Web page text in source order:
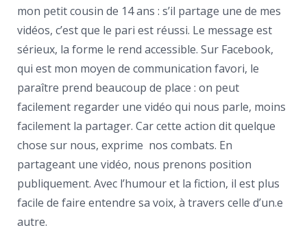
mon petit cousin de 14 ans : s’il partage une de mes
vidéos, c’est que le pari est réussi. Le message est
sérieux, la forme le rend accessible. Sur Facebook,
qui est mon moyen de communication favori, le
paraître prend beaucoup de place : on peut
facilement regarder une vidéo qui nous parle, moins
facilement la partager. Car cette action dit quelque
chose sur nous, exprime nos combats. En
partageant une vidéo, nous prenons position
publiquement. Avec l’humour et la fiction, il est plus
facile de faire entendre sa voix, à travers celle d’un.e
autre.